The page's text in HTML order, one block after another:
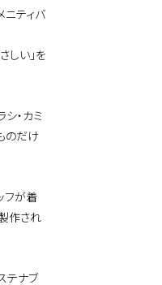
ニティバ
しい」を
・カミ
のだけ
フが着
作され
テナブ